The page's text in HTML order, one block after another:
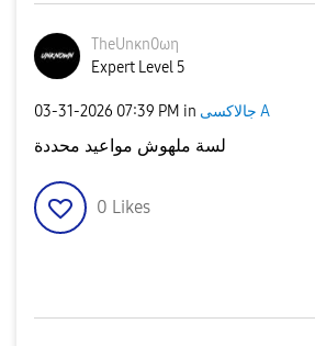
TheUnκn0ωη
Expert Level 5
‎03-31-2026 07:39 PM in جالاكسى A
لسة ملهوش مواعيد محددة
0 Likes